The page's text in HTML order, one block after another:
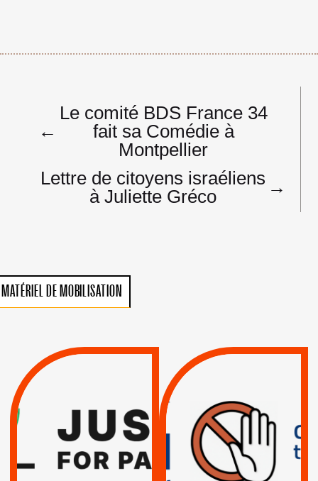
l’article
←
Le comité BDS France 34
fait sa Comédie à
Montpellier
Lettre de citoyens israéliens
à Juliette Gréco
→
MATÉRIEL DE MOBILISATION
VIOLATIONS DES
SUSPENSION
TOTALE DE
L’ACCORD
INTERNATIONAL ?
TRUMP, MACRON :
MÊME COMBAT
| Actus |